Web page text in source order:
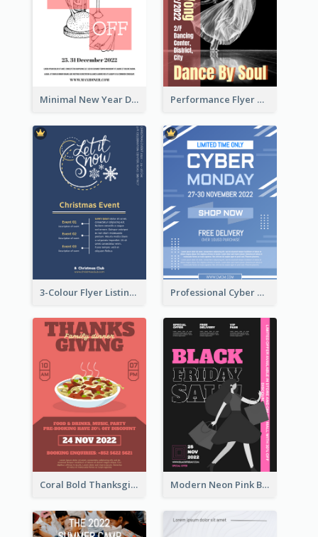
Minimal New Year Dinning Promotion Design Idea Performance Flyer With Monochrome Photo
3-Colour Flyer Listing Christmas Activities Professional Cyber Monday Free Delivery Promotion Flyer Design
Coral Bold Thanksgiving Dinner Promotion Flyer Modern Neon Pink Black Friday Shopping Sale Day Flyer